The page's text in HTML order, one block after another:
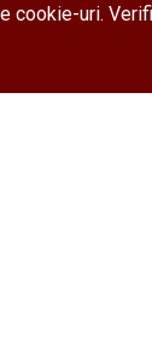
cookie-uri.